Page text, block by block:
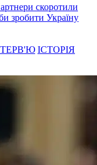
скоротили
зробити Україну
ІСТОРІЯ